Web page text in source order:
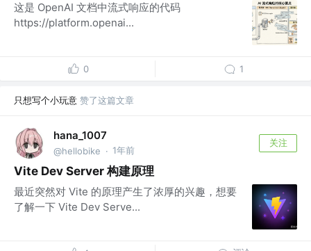
这是 OpenAI 文档中流式响应的代码
https://platform.openai...
0 1
只想写个小玩意 赞了这篇文章
hana_1007
@hellobike · 1年前
关注
Vite Dev Server 构建原理
最近突然对 Vite 的原理产生了浓厚的兴趣，想要
了解一下 Vite Dev Serve...